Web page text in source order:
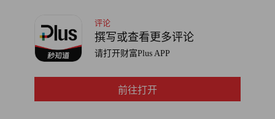
评论
撰写或查看更多评论
请打开财富Plus APP
前往打开